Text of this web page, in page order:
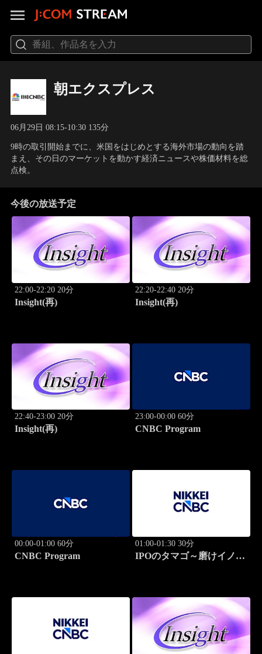
朝エクスプレス
06月29日 08:15-10:30 135分
9時の取引開始までに、米国をはじめとする海外市場の動向を踏
まえ、その日のマーケットを動かす経済ニュースや株価材料を総
点検。
今後の放送予定
22:00-22:20 20分
Insight(再)
22:20-22:40 20分
Insight(再)
22:40-23:00 20分
Insight(再)
23:00-00:00 60分
CNBC Program
00:00-01:00 60分
CNBC Program
01:00-01:30 30分
IPOのタマゴ～磨けイノベ